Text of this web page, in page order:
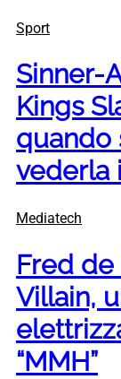
Sport
Sinner-
Kings
quando
vederla
Mediatech
Fred de
Villain,
“MMH”